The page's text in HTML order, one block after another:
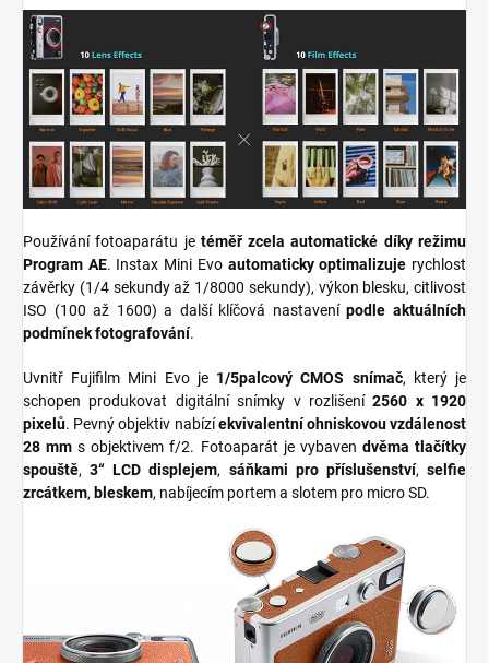
Používání fotoaparátu je téměř zcela automatické díky režimu
Program AE. Instax Mini Evo automaticky optimalizuje rychlost
závěrky (1/4 sekundy až 1/8000 sekundy), výkon blesku, citlivost
ISO (100 až 1600) a další klíčová nastavenípodle aktuálních
podmínek fotografování.
Uvnitř Fujifilm Mini Evo je 1/5palcový CMOS snímač, který je
schopen produkovat digitální snímky v rozlišení2560 x 1920
pixelů. Pevný objektiv nabízíekvivalentní ohniskovou vzdálenost
28 mm s objektivem f/2. Fotoaparát je vybaven dvěma tlačítky
spouště,3“ LCD displejem, sáňkami pro příslušenství,selfie
zrcátkem, bleskem, nabíjecím portem a slotem pro micro SD.